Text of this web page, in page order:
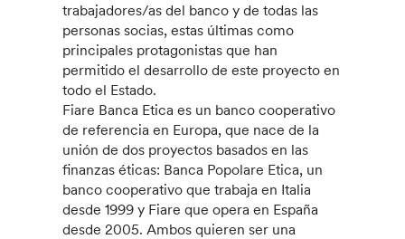
trabajadores/as del banco y de todas las
personas socias, estas últimas como
principales protagonistas que han
permitido el desarrollo de este proyecto en
todo el Estado.
Fiare Banca Etica es un banco cooperativo
de referencia en Europa, que nace de la
unión de dos proyectos basados en las
finanzas éticas: Banca Popolare Etica, un
banco cooperativo que trabaja en Italia
desde 1999 y Fiare que opera en España
desde 2005. Ambos quieren ser una